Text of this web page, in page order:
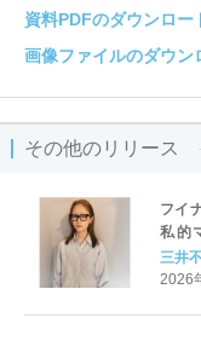
資料PDFのダウンロー
画像ファイルのダウン
その他のリリース
フイ
私的
（金
三井
2026